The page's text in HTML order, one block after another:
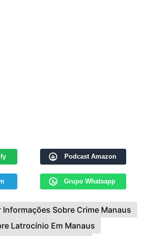
Podcast Amazon
Grupo Whatsapp
Informações Sobre Crime Manaus
Latrocínio Em Manaus